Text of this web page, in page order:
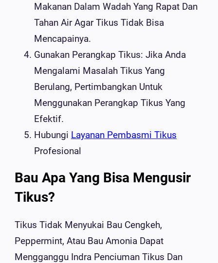
Makanan Dalam Wadah Yang Rapat Dan
Tahan Air Agar Tikus Tidak Bisa
Mencapainya.
Gunakan Perangkap Tikus: Jika Anda
Mengalami Masalah Tikus Yang
Berulang, Pertimbangkan Untuk
Menggunakan Perangkap Tikus Yang
Efektif.
Hubungi Layanan Pembasmi Tikus
Profesional
Bau Apa Yang Bisa Mengusir
Tikus?
Tikus Tidak Menyukai Bau Cengkeh,
Peppermint, Atau Bau Amonia Dapat
Mengganggu Indra Penciuman Tikus Dan